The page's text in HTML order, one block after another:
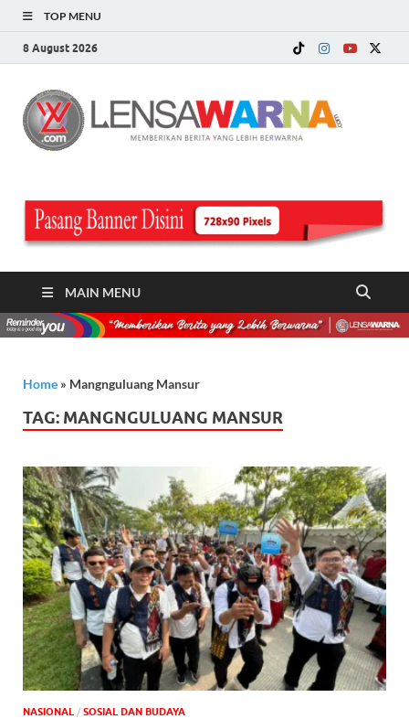
TOP MENU
8 August 2026
MAIN MENU
Home » Mangnguluang Mansur
TAG: MANGNGULUANG MANSUR
NASIONAL / SOSIAL DAN BUDAYA